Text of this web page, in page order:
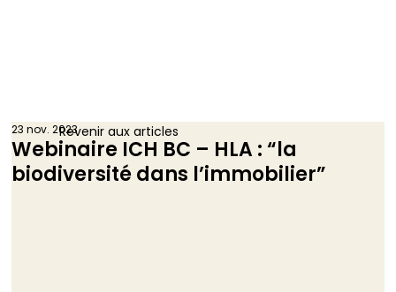
Webinaire ICH BC – HLA : “la
biodiversité dans l’immobilier”
23 nov. 2023Revenir aux articles